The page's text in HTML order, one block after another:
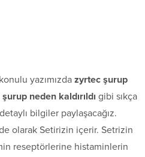
konulu yazımızda zyrtec şurup
neden kaldırıldı gibi sıkça
bilgiler paylaşacağız.
olarak Setirizin içerir. Setrizin
reseptörlerine histaminlerin